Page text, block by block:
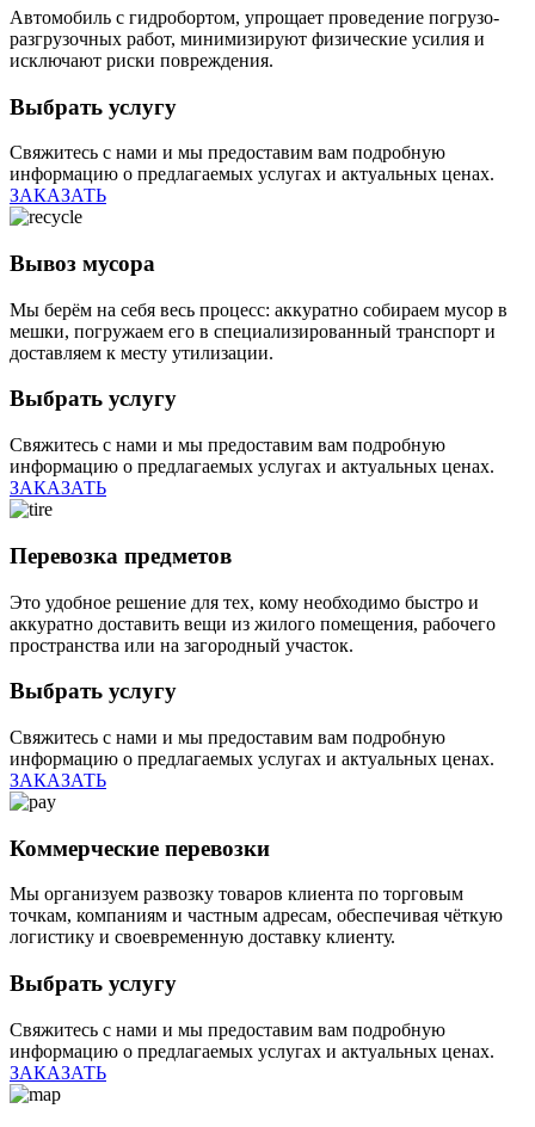
Автомобиль с гидробортом, упрощает проведение погрузо-
разгрузочных работ, минимизируют физические усилия и
исключают риски повреждения.
Выбрать услугу
Свяжитесь с нами и мы предоставим вам подробную
информацию о предлагаемых услугах и актуальных ценах.
ЗАКАЗАТЬ
Вывоз мусора
Мы берём на себя весь процесс: аккуратно собираем мусор в
мешки, погружаем его в специализированный транспорт и
доставляем к месту утилизации.
Выбрать услугу
Свяжитесь с нами и мы предоставим вам подробную
информацию о предлагаемых услугах и актуальных ценах.
ЗАКАЗАТЬ
Перевозка предметов
Это удобное решение для тех, кому необходимо быстро и
аккуратно доставить вещи из жилого помещения, рабочего
пространства или на загородный участок.
Выбрать услугу
Свяжитесь с нами и мы предоставим вам подробную
информацию о предлагаемых услугах и актуальных ценах.
ЗАКАЗАТЬ
Коммерческие перевозки
Мы организуем развозку товаров клиента по торговым
точкам, компаниям и частным адресам, обеспечивая чёткую
логистику и своевременную доставку клиенту.
Выбрать услугу
Свяжитесь с нами и мы предоставим вам подробную
информацию о предлагаемых услугах и актуальных ценах.
ЗАКАЗАТЬ